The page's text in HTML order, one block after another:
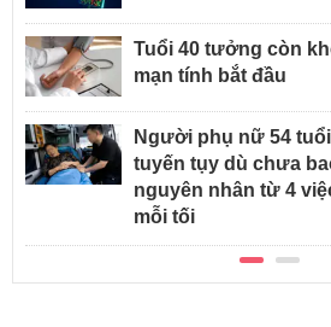
Tuổi 40 tưởng còn
mạn tính bắt đầu
Người phụ nữ 54
tuyến tụy dù chưa
nguyên nhân từ 4
mỗi tối